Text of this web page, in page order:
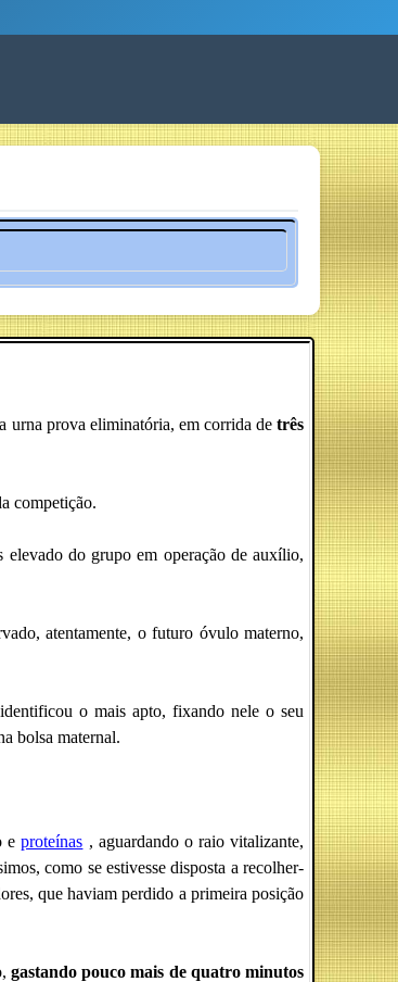
urna prova eliminatória, em corrida de três
competição.
do grupo em operação de auxílio,
atentamente, o futuro óvulo materno,
o mais apto, fixando nele o seu
bolsa maternal.
eproteínas , aguardando o raio vitalizante,
como se estivesse disposta a recolher-
que haviam perdido a primeira posição
gastando pouco mais de quatro minutos